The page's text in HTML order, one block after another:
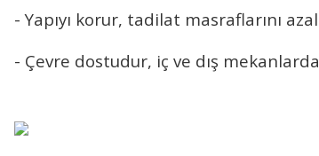
- Yapıyı korur, tadilat masraflarını
- Çevre dostudur, iç ve dış